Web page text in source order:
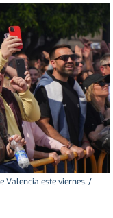
Valencia este viernes. /